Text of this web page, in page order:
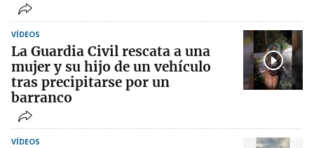
VÍDEOS
La Guardia Civil rescata a una
mujer y su hijo de un vehículo
tras precipitarse por un
barranco
VÍDEOS